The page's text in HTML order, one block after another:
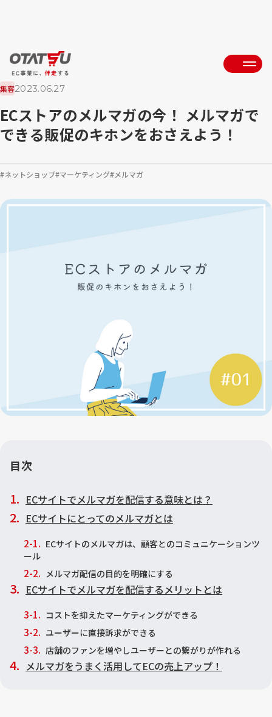
集客2023.06.27
ECストアのメルマガの今！ メルマガで
できる販促のキホンをおさえよう！
ネットショップ マーケティング メルマガ
目次
ECサイトでメルマガを配信する意味とは？
ECサイトにとってのメルマガとは
ECサイトのメルマガは、顧客とのコミュニケーションツ
ール
メルマガ配信の目的を明確にする
ECサイトでメルマガを配信するメリットとは
コストを抑えたマーケティングができる
ユーザーに直接訴求ができる
店舗のファンを増やしユーザーとの繋がりが作れる
メルマガをうまく活用してECの売上アップ！